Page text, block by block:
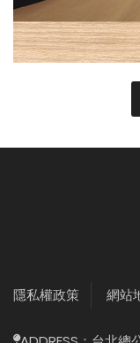
隱私權政策 網站